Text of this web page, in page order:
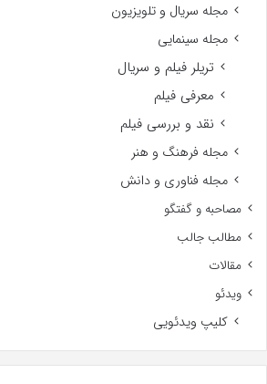
مجله سریال و تلویزیون
مجله سینمایی
تریلر فیلم و سریال
معرفی فیلم
نقد و بررسی فیلم
مجله فرهنگ و هنر
مجله فناوری و دانش
مصاحبه و گفتگو
مطالب جالب
مقالات
ویدئو
کلیپ ویدئویی